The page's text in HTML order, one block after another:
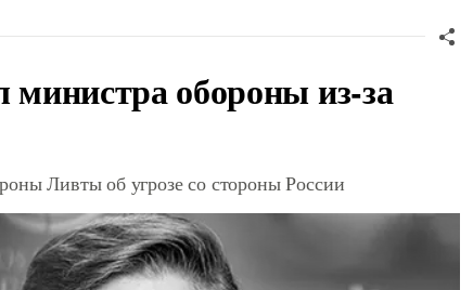
обороны из-за
Ливты об угрозе со стороны России